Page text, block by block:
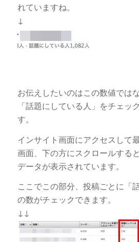
れていますね。
↓
お伝えしたいのはこの数値では
「話題にしている人」をチェッ
す。
インサイト画面にアクセスして
画面、下の方にスクロールする
データが表示されています。
ここでこの部分、投稿ごとに「
の数がチェックできます。
↓↓